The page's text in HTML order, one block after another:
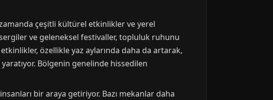
çeşitli kültürel etkinlikler ve yerel
ve geleneksel festivaller, topluluk ruhunu
özellikle yaz aylarında daha da artarak,
Bölgenin genelinde hissedilen
bir araya getiriyor. Bazı mekanlar daha